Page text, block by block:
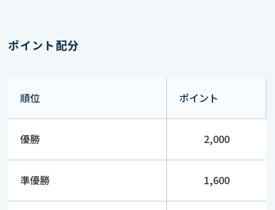
ポイント配分
順位 ポイント
優勝 2,000
準優勝 1,600